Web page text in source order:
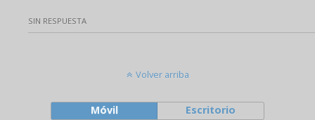
SIN RESPUESTA
Volver arriba
Móvil Escritorio